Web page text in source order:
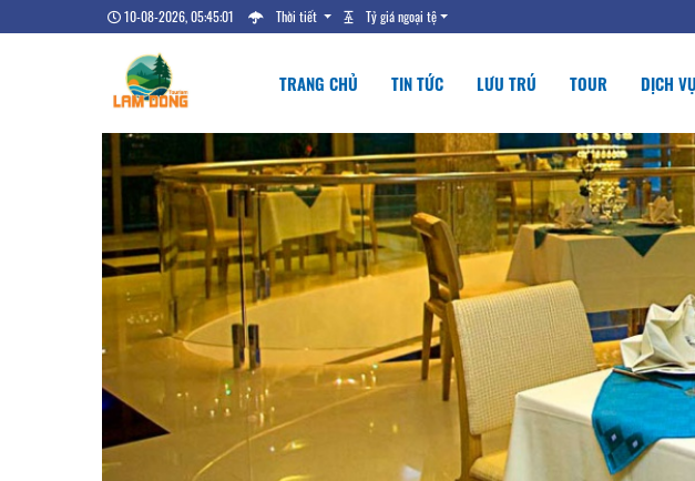
10-08-2026, 05:45:01 Thời tiết Tỷ giá ngoại tệ
TRANG CHỦ TIN TỨC LƯU TRÚ TOUR DỊCH VỤ